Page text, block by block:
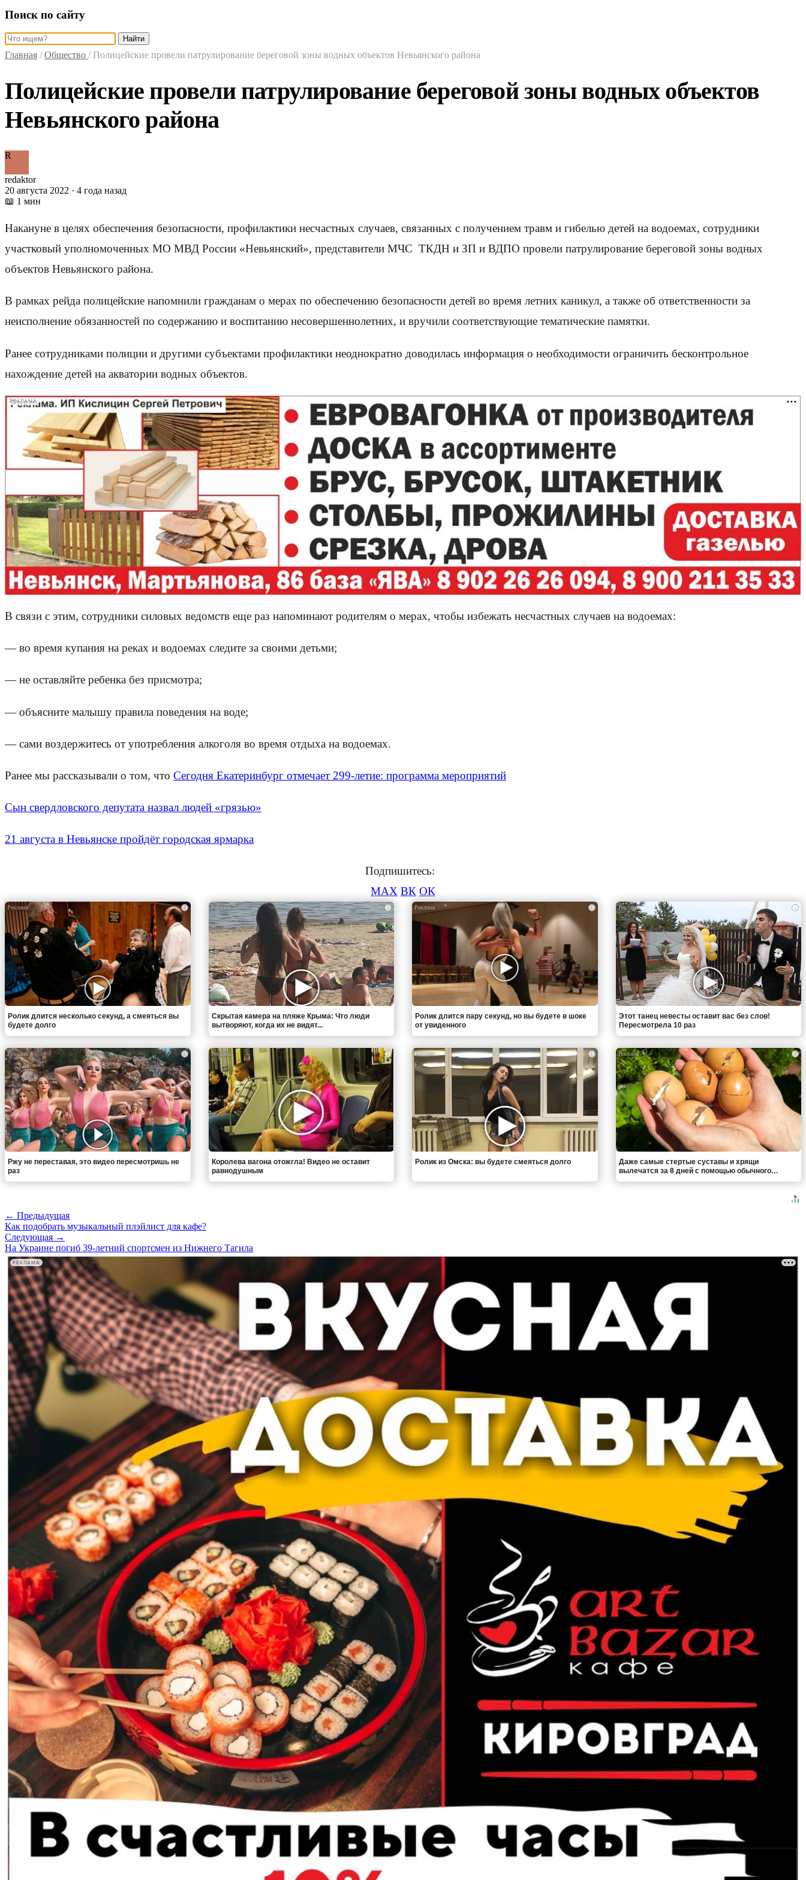
Поиск по сайту
Найти
Главная / Общество / Полицейские провели патрулирование береговой зоны водных объектов Невьянского района
Полицейские провели патрулирование береговой зоны водных объектов
Невьянского района
R
redaktor
20 августа 2022 · 4 года назад
📖 1 мин
Накануне в целях обеспечения безопасности, профилактики несчастных случаев, связанных с получением травм и гибелью детей на водоемах, сотрудники
участковый уполномоченных МО МВД России «Невьянский», представители МЧС ТКДН и ЗП и ВДПО провели патрулирование береговой зоны водных
объектов Невьянского района.
В рамках рейда полицейские напомнили гражданам о мерах по обеспечению безопасности детей во время летних каникул, а также об ответственности за
неисполнение обязанностей по содержанию и воспитанию несовершеннолетних, и вручили соответствующие тематические памятки.
Ранее сотрудниками полиции и другими субъектами профилактики неоднократно доводилась информация о необходимости ограничить бесконтрольное
нахождение детей на акватории водных объектов.
РЕКЛАМА
В связи с этим, сотрудники силовых ведомств еще раз напоминают родителям о мерах, чтобы избежать несчастных случаев на водоемах:
— во время купания на реках и водоемах следите за своими детьми;
— не оставляйте ребенка без присмотра;
— объясните малышу правила поведения на воде;
— сами воздержитесь от употребления алкоголя во время отдыха на водоемах.
Ранее мы рассказывали о том, что Сегодня Екатеринбург отмечает 299-летие: программа мероприятий
Сын свердловского депутата назвал людей «грязью»
21 августа в Невьянске пройдёт городская ярмарка
Подпишитесь:
MAX ВК ОК
i
Ролик длится несколько секунд, а смеяться вы
будете долго
i
Скрытая камера на пляже Крыма: Что люди
вытворяют, когда их не видят...
i
Ролик длится пару секунд, но вы будете в шоке
от увиденного
i
Этот танец невесты оставит вас без слов!
Пересмотрела 10 раз
i
Ржу не переставая, это видео пересмотришь не
раз
i
Королева вагона отожгла! Видео не оставит
равнодушным
i
Ролик из Омска: вы будете смеяться долго
i
Даже самые стертые суставы и хрящи
вылечатся за 8 дней с помощью обычного…
← Предыдущая
Как подобрать музыкальный плэйлист для кафе?
Следующая →
На Украине погиб 39-летний спортсмен из Нижнего Тагила
РЕКЛАМА